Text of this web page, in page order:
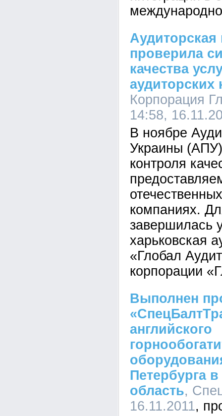
Аудиторская
проверила
качества
аудиторских
Корпорация
14:58,
В ноябре
Украины
контроля
компаниях.
завершилась
харьковская
«Глобал
корпорации
Выполнен
английского
Петербурга
область,
16.11.2011